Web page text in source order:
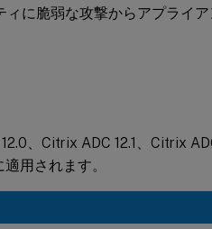
に脆弱な攻撃からアプライア
、Citrix ADC 12.1、Citrix
用されます。